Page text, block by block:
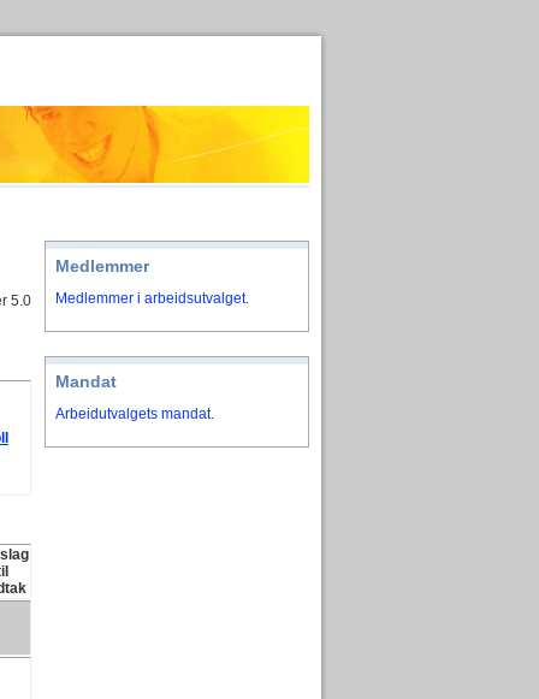
5.0
Medlemmer
Medlemmer i arbeidsutvalget.
Mandat
Arbeidutvalgets mandat.